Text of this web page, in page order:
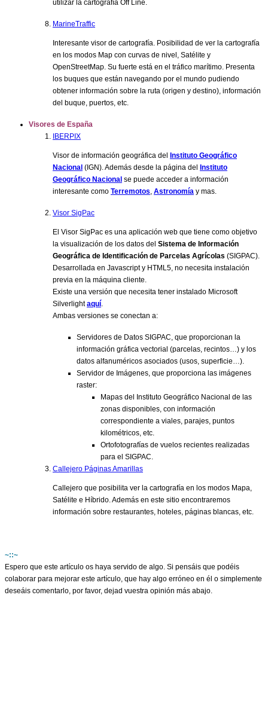
utilizar la cartografía Off Line.
MarineTraffic
Interesante visor de cartografía. Posibilidad de ver la cartografía
en los modos Map con curvas de nivel, Satélite y
OpenStreetMap. Su fuerte está en el tráfico marítimo. Presenta
los buques que están navegando por el mundo pudiendo
obtener información sobre la ruta (origen y destino), información
del buque, puertos, etc.
Visores de España
IBERPIX
Visor de información geográfica del Instituto Geográfico
Nacional (IGN). Además desde la página del Instituto
Geográfico Nacional se puede acceder a información
interesante como Terremotos Astronomía y mas.
Visor SigPac
El Visor SigPac es una aplicación web que tiene como objetivo
la visualización de los datos del Sistema de Información
Geográfica de Identificación de Parcelas Agrícolas (SIGPAC).
Desarrollada en Javascript y HTML5, no necesita instalación
previa en la máquina cliente.
Existe una versión que necesita tener instalado Microsoft
Silverlightaquí
Ambas versiones se conectan a:
Servidores de Datos SIGPAC, que proporcionan la
información gráfica vectorial (parcelas, recintos…) y los
datos alfanuméricos asociados (usos, superficie…).
Servidor de Imágenes, que proporciona las imágenes
raster:
Mapas del Instituto Geográfico Nacional de las
zonas disponibles, con información
correspondiente a viales, parajes, puntos
kilométricos, etc.
Ortofotografías de vuelos recientes realizadas
para el SIGPAC.
Callejero Páginas Amarillas
Callejero que posibilita ver la cartografía en los modos Mapa,
Satélite e Híbrido. Además en este sitio encontraremos
información sobre restaurantes, hoteles, páginas blancas, etc.
~::~
Espero que este artículo os haya servido de algo. Si pensáis que podéis
colaborar para mejorar este artículo, que hay algo erróneo en él o simplemente
deseáis comentarlo, por favor, dejad vuestra opinión más abajo.